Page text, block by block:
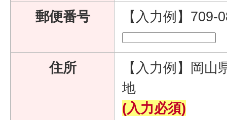
郵便番号 【入力例】
住所
【入力例】岡
地
(入力必須)